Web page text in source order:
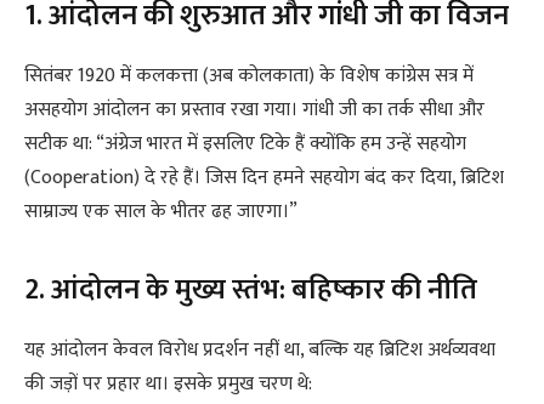
1. आंदोलन की शुरुआत और गांधी जी का विजन
सितंबर 1920 में कलकत्ता (अब कोलकाता) के विशेष कांग्रेस सत्र में
असहयोग आंदोलन का प्रस्ताव रखा गया। गांधी जी का तर्क सीधा और
सटीक था: “अंग्रेज भारत में इसलिए टिके हैं क्योंकि हम उन्हें सहयोग
(Cooperation) दे रहे हैं। जिस दिन हमने सहयोग बंद कर दिया, ब्रिटिश
साम्राज्य एक साल के भीतर ढह जाएगा।”
2. आंदोलन के मुख्य स्तंभ: बहिष्कार की नीति
यह आंदोलन केवल विरोध प्रदर्शन नहीं था, बल्कि यह ब्रिटिश अर्थव्यवथा
की जड़ों पर प्रहार था। इसके प्रमुख चरण थे: